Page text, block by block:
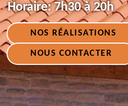
Horaire:7h30 à 20h
NOS RÉALISATIONS
NOUS CONTACTER